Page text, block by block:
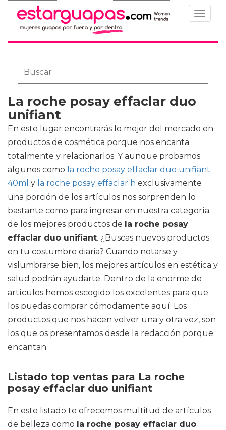
Toggle
La roche posay effaclar duo
unifiant
En este lugar encontrarás lo mejor del mercado en
productos de cosmética porque nos encanta
totalmente y relacionarlos. Y aunque probamos
algunos como la roche posay effaclar duo unifiant
40ml y la roche posay effaclar h exclusivamente
una porción de los artículos nos sorprenden lo
bastante como para ingresar en nuestra categoría
de los mejores productos de la roche posay
effaclar duo unifiant. ¿Buscas nuevos productos
en tu costumbre diaria? Cuando notarse y
vislumbrarse bien, los mejores artículos en estética y
salud podrán ayudarte. Dentro de la enorme de
artículos hemos escogido los excelentes para que
los puedas comprar cómodamente aquí. Los
productos que nos hacen volver una y otra vez, son
los que os presentamos desde la redacción porque
encantan.
Listado top ventas para La roche
posay effaclar duo unifiant
En este listado te ofrecemos multitud de artículos
de belleza como la roche posay effaclar duo